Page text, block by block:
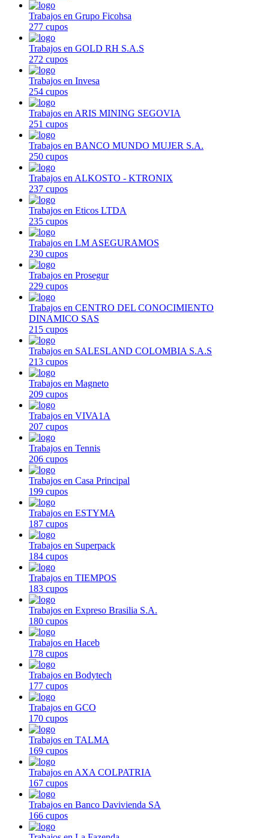
Trabajos en Grupo Ficohsa
277 cupos
Trabajos en GOLD RH S.A.S
272 cupos
Trabajos en Invesa
254 cupos
Trabajos en ARIS MINING SEGOVIA
251 cupos
Trabajos en BANCO MUNDO MUJER S.A.
250 cupos
Trabajos en ALKOSTO - KTRONIX
237 cupos
Trabajos en Eticos LTDA
235 cupos
Trabajos en LM ASEGURAMOS
230 cupos
Trabajos en Prosegur
229 cupos
Trabajos en CENTRO DEL CONOCIMIENTO
DINAMICO SAS
215 cupos
Trabajos en SALESLAND COLOMBIA S.A.S
213 cupos
Trabajos en Magneto
209 cupos
Trabajos en VIVA1A
207 cupos
Trabajos en Tennis
206 cupos
Trabajos en Casa Principal
199 cupos
Trabajos en ESTYMA
187 cupos
Trabajos en Superpack
184 cupos
Trabajos en TIEMPOS
183 cupos
Trabajos en Expreso Brasilia S.A.
180 cupos
Trabajos en Haceb
178 cupos
Trabajos en Bodytech
177 cupos
Trabajos en GCO
170 cupos
Trabajos en TALMA
169 cupos
Trabajos en AXA COLPATRIA
167 cupos
Trabajos en Banco Davivienda SA
166 cupos